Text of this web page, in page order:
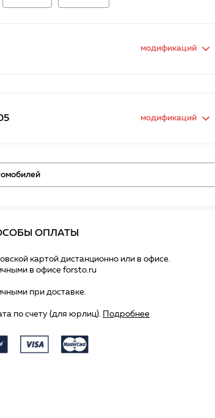
модификаций
модификаций
ОПЛАТЫ
картой дистанционно или в офисе.
в офисе forsto.ru
при доставке.
по счету (для юрлиц). Подробнее